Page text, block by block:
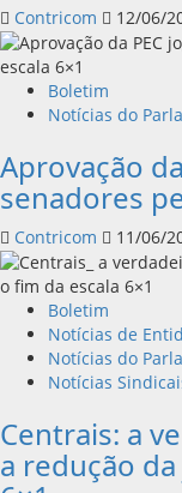
Contricom 12/06/
Boletim
Notícias do
Aprovação
senadores
Contricom 11/06/
Boletim
Notícias de
Notícias do
Notícias
Centrais: a
a redução